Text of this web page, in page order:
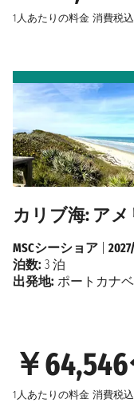
1人あたりの料金 消費税込
カリブ海: ア
￥
1人あたりの料金 消費税込
MSCシーショア
泊数: 3 泊
出発地: ポートカナ